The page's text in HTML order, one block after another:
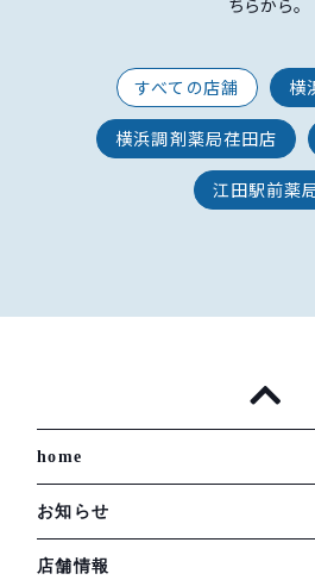
すべての店舗 横
横浜調剤薬局荏田店
江田駅前薬
home
お知らせ
店舗情報